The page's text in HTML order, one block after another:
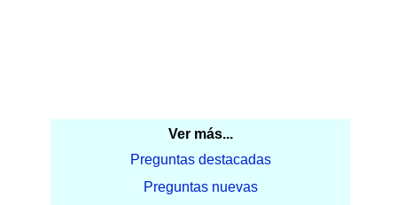
Ver más...
Preguntas destacadas
Preguntas nuevas